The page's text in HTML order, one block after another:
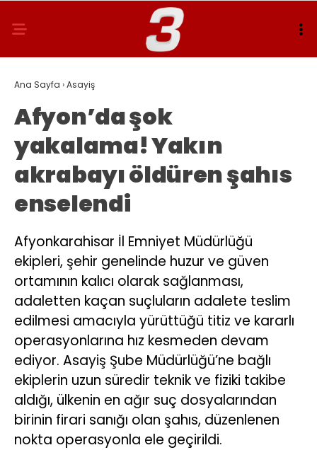
Ana Sayfa ›Asayiş
Afyon’da şok
yakalama! Yakın
akrabayı öldüren şahıs
enselendi
Afyonkarahisar İl Emniyet Müdürlüğü
ekipleri, şehir genelinde huzur ve güven
ortamının kalıcı olarak sağlanması,
adaletten kaçan suçluların adalete teslim
edilmesi amacıyla yürüttüğü titiz ve kararlı
operasyonlarına hız kesmeden devam
ediyor. Asayiş Şube Müdürlüğü’ne bağlı
ekiplerin uzun süredir teknik ve fiziki takibe
aldığı, ülkenin en ağır suç dosyalarından
birinin firari sanığı olan şahıs, düzenlenen
nokta operasyonla ele geçirildi.